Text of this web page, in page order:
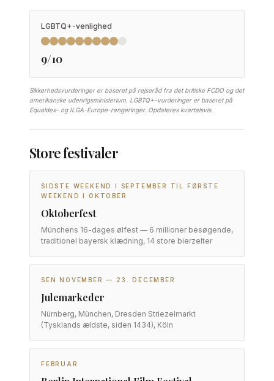
LGBTQ+-venlighed
9/10
Sikkerhedsvurderinger er baseret på rejseråd fra det britiske FCDO og det
amerikanske udenrigsministerium. LGBTQ+-vurderinger er baseret på
Equaldex- og ILGA-Europe-rangeringer. Opdateres kvartalsvis.
Store festivaler
SIDSTE WEEKEND I SEPTEMBER TIL FØRSTE
WEEKEND I OKTOBER
Oktoberfest
Münchens 16-dages ølfest — 6 millioner besøgende,
traditionel bayersk klædning, 14 store bierzelter
SEN NOVEMBER — 23. DECEMBER
Julemarkeder
Nürnberg, München, Dresden Striezelmarkt
(Tysklands ældste, siden 1434), Köln
FEBRUAR